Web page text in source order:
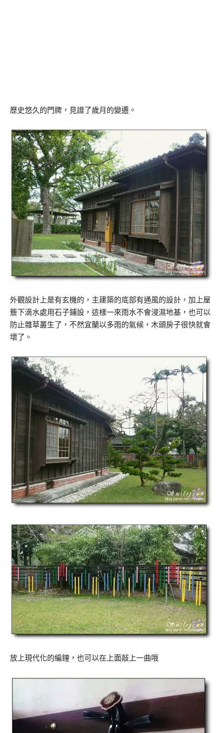
歷史悠久的門牌，見證了歲月的變遷。
外觀設計上是有玄機的，主建築的底部有通風的設計，加上屋
簷下滴水處用石子鋪設，這樣一來雨水不會浸濕地基，也可以
防止雜草叢生了，不然宜蘭以多雨的氣候，木頭房子很快就會
壞了。
放上現代化的編鐘，也可以在上面敲上一曲哦